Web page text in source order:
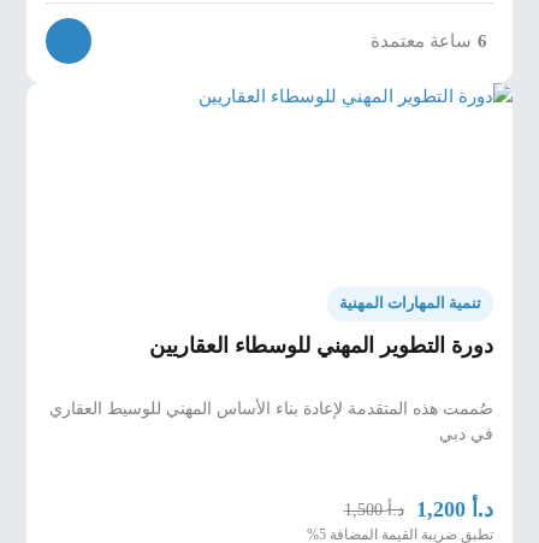
6 ساعة معتمدة
تنمية المهارات المهنية
دورة التطوير المهني للوسطاء العقاريين
صُممت هذه المتقدمة لإعادة بناء الأساس المهني للوسيط العقاري
في دبي
د.أ 1,200 د.أ1,500
تطبق ضريبة القيمة المضافة 5%